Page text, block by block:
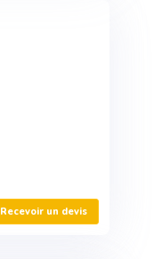
Recevoir un devis